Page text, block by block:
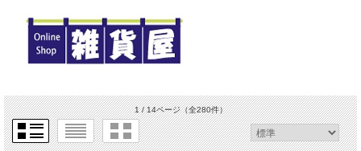
1 / 14ページ（全280件）